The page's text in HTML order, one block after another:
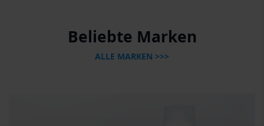
Beliebte Marken
ALLE MARKEN >>>